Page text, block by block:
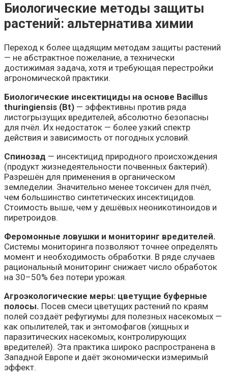
Биологические методы защиты
растений: альтернатива химии
Переход к более щадящим методам защиты растений
— не абстрактное пожелание, а технически
достижимая задача, хотя и требующая перестройки
агрономической практики.
Биологические инсектициды на основе Bacillus
thuringiensis (Bt) — эффективны против ряда
листогрызущих вредителей, абсолютно безопасны
для пчёл. Их недостаток — более узкий спектр
действия и зависимость от погодных условий.
Спинозад — инсектицид природного происхождения
(продукт жизнедеятельности почвенных бактерий).
Разрешён для применения в органическом
земледелии. Значительно менее токсичен для пчёл,
чем большинство синтетических инсектицидов.
Стоимость выше, чем у дешёвых неоникотиноидов и
пиретроидов.
Феромонные ловушки и мониторинг вредителей.
Системы мониторинга позволяют точнее определять
момент и необходимость обработки. В ряде случаев
рациональный мониторинг снижает число обработок
на 30–50% без потери урожая.
Агроэкологические меры: цветущие буферные
полосы. Посев смеси цветущих растений по краям
полей создаёт рефугиумы для полезных насекомых —
как опылителей, так и энтомофагов (хищных и
паразитических насекомых, контролирующих
вредителей). Эта практика широко распространена в
Западной Европе и даёт экономически измеримый
эффект.